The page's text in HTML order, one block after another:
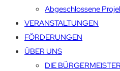
Abgeschlossene
VERANSTALTUNGEN
FÖRDERUNGEN
ÜBER UNS
DIE BÜRGERMEISTER